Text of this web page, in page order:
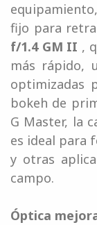
equipamiento,
fijo para
f/1.4 GM II ,
más rápido,
optimizadas
bokeh de
G Master, la
es ideal para
y otras
campo.
Óptica